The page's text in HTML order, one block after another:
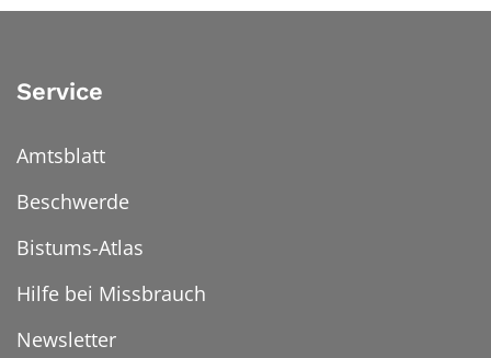
Service
Amtsblatt
Beschwerde
Bistums-Atlas
Hilfe bei Missbrauch
Newsletter